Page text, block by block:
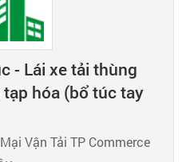
- Lái xe tải thùng
hóa (bổ túc tay
Vận Tải TP Commerce